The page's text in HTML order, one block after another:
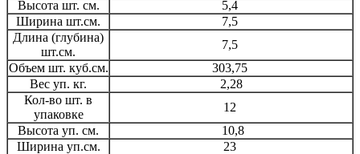
Высота шт. см.
5,4
Ширина шт.см.
7,5
Длина (глубина)
шт.см.
7,5
Объем шт. куб.см.
303,75
Вес уп. кг.
2,28
Кол-во шт. в
упаковке
12
Высота уп. см.
10,8
Ширина уп.см.
23